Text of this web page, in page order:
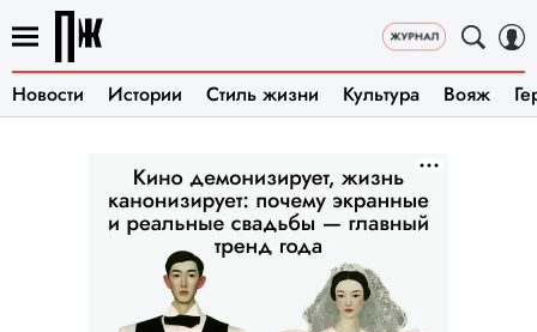
Новости Истории Стиль жизни Культура Вояж